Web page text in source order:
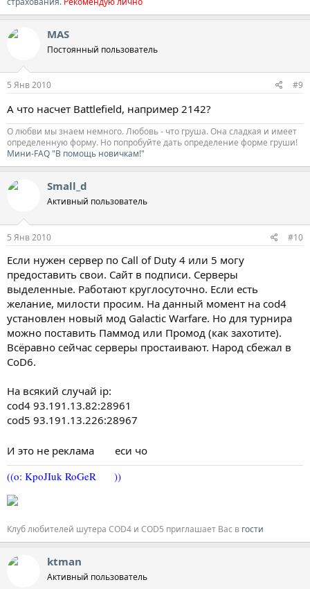
MAS
Постоянный пользователь
5 Янв 2010 #9
А что насчет Battlefield, например 2142?
О любви мы знаем немного. Любовь - что груша. Она сладкая и имеет
определенную форму. Но попробуйте дать определение форме груши!
Мини-FAQ "В помощь новичкам!"
Small_d
Активный пользователь
5 Янв 2010 #10
Если нужен сервер по Call of Duty 4 или 5 могу
предоставить свои. Сайт в подписи. Серверы
выделенные. Работают круглосуточно. Если есть
желание, милости просим. На данный момент на cod4
установлен новый мод Galactic Warfare. Но для турнира
можно поставить Паммод или Промод (как захотите).
Всёравно сейчас серверы простаивают. Народ сбежал в
CoD6.
На всякий случай ip:
cod4 93.191.13.82:28961
cod5 93.191.13.226:28967
И это не реклама
еси чо
((o: KpoJIuk RoGeR
))
Клуб любителей шутера COD4 и COD5 приглашает Вас в гости
ktman
Активный пользователь